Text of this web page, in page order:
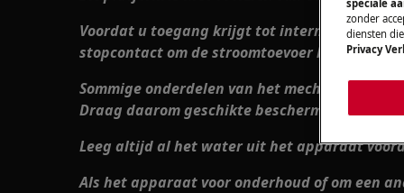
Voordat u toegang krijgt tot interne
stopcontact om de stroomtoevoer los te
Sommige onderdelen van het mechanische
Draag daarom geschikte bescherming en ga
Leeg altijd al het water uit het apparaat
Als het apparaat voor onderhoud of om een
speciale
zonder
diensten
Privacy